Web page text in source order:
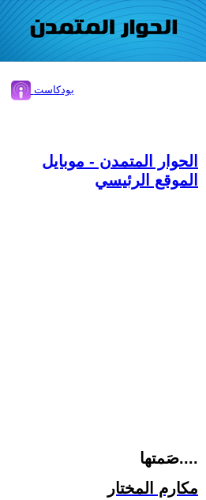
بودكاست
الحوار المتمدن - موبايل
الموقع الرئيسي
صَمتها....
مكارم المختار